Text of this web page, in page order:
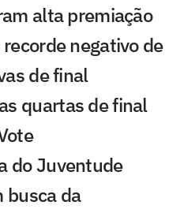
alta premiação
negativo de
de final
quartas de final
do Juventude
busca da